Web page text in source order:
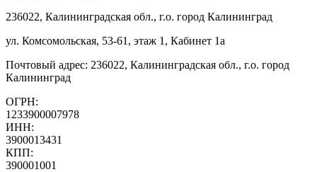
236022, Калининградская обл., г.о. город Калининград
ул. Комсомольская, 53-61, этаж 1, Кабинет 1а
Почтовый адрес: 236022, Калининградская обл., г.о. город
Калининград
ОГРН:
1233900007978
ИНН:
3900013431
КПП:
390001001